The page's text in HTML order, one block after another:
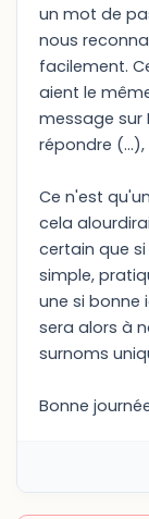
un mot de
nous
facilement.
aient le
message sur
répondre
Ce n'est
cela
certain que
simple,
une si bonne
sera alors à
surnoms
Bonne